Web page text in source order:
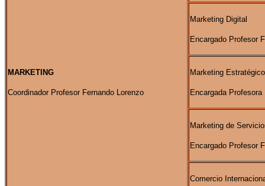
MARKETING
Coordinador Profesor Fernando Lorenzo
Marketing Digital
Encargado Profesor
Marketing Estratégico
Encargada Profesora
Marketing de
Encargado Profesor
Comercio